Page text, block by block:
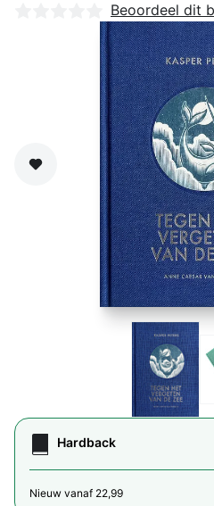
Nog geen beoordelingen
Beoordeel dit
Zet op verlanglijst
Hardback
Nieuw vanaf 22,99